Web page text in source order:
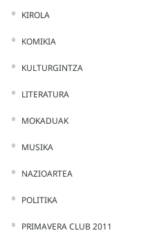
KIROLA
KOMIKIA
KULTURGINTZA
LITERATURA
MOKADUAK
MUSIKA
NAZIOARTEA
POLITIKA
PRIMAVERA CLUB 2011